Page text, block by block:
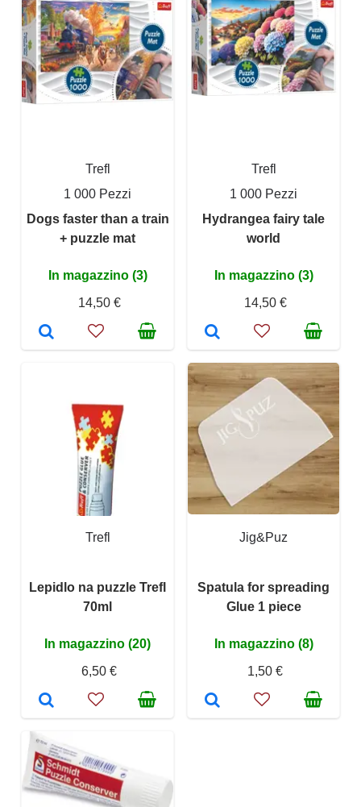
Trefl
1 000 Pezzi
Dogs faster than a train
+ puzzle mat
In magazzino (3)
14,50 €
Trefl
1 000 Pezzi
Hydrangea fairy tale
world
In magazzino (3)
14,50 €
Trefl
Lepidlo na puzzle Trefl
70ml
In magazzino (20)
6,50 €
Jig&Puz
Spatula for spreading
Glue 1 piece
In magazzino (8)
1,50 €